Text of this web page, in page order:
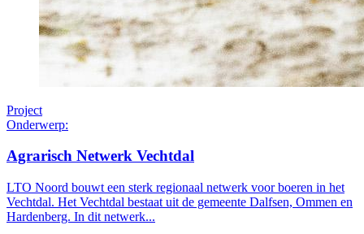
Project
Onderwerp:
Agrarisch Netwerk Vechtdal
LTO Noord bouwt een sterk regionaal netwerk voor boeren in het
Vechtdal. Het Vechtdal bestaat uit de gemeente Dalfsen, Ommen en
Hardenberg. In dit netwerk...